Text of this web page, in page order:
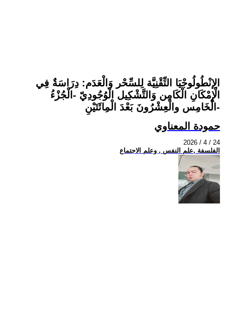
الِإنْطُولُوجْيَا التِّقْنِيَّة لِلسِّحْر وَالْعَدَم: دِرَاسَةٌ فِي
الْإِمْكَانِ الْكَامِن وَالتَّشْكِيل الْوُجُودِيّ -الْجُزْءُ
الْخَامِس والْعِشْرُونَ بَعْدَ الْمِائَتَيْنِ-
حمودة المعناوي
2026 / 4 / 24
الفلسفة ,علم النفس , وعلم الاجتماع